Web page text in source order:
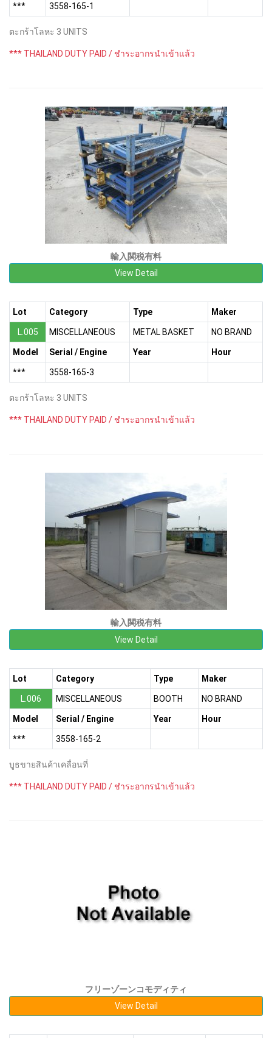
*** 3558-165-1
ตะกร้าโลหะ 3 UNITS
*** THAILAND DUTY PAID / ชำระอากรนำเข้าแล้ว
輸入関税有料
View Detail
Lot Category Type Maker
L.005 MISCELLANEOUS METAL BASKET NO BRAND
Model Serial / Engine Year Hour
*** 3558-165-3
ตะกร้าโลหะ 3 UNITS
*** THAILAND DUTY PAID / ชำระอากรนำเข้าแล้ว
輸入関税有料
View Detail
Lot Category Type Maker
L.006 MISCELLANEOUS BOOTH NO BRAND
Model Serial / Engine Year Hour
*** 3558-165-2
บูธขายสินค้าเคลื่อนที่
*** THAILAND DUTY PAID / ชำระอากรนำเข้าแล้ว
フリーゾーンコモディティ
View Detail